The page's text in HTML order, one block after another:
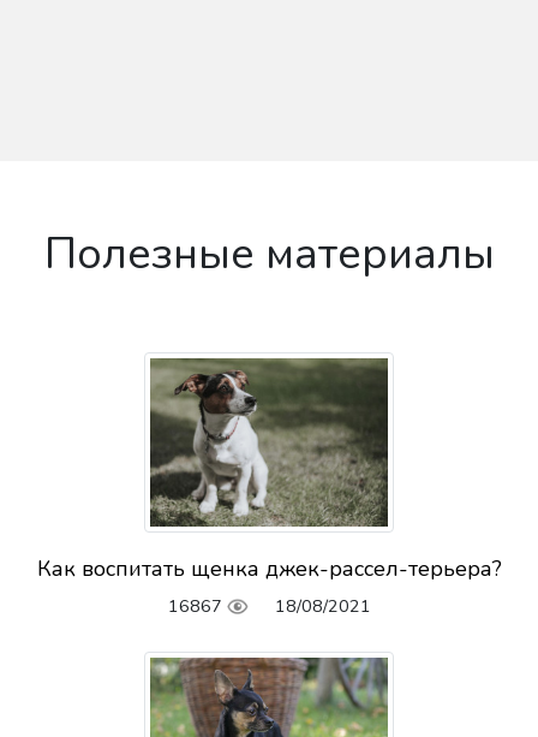
Полезные материалы
Как воспитать щенка джек-рассел-терьера?
16867 18/08/2021